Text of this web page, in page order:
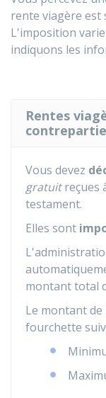
rente viagère est
L'imposition
indiquons les
Rentes
Vous devez
gratuitreçues
testament.
Elles sont
montant total
Le montant
fourchette